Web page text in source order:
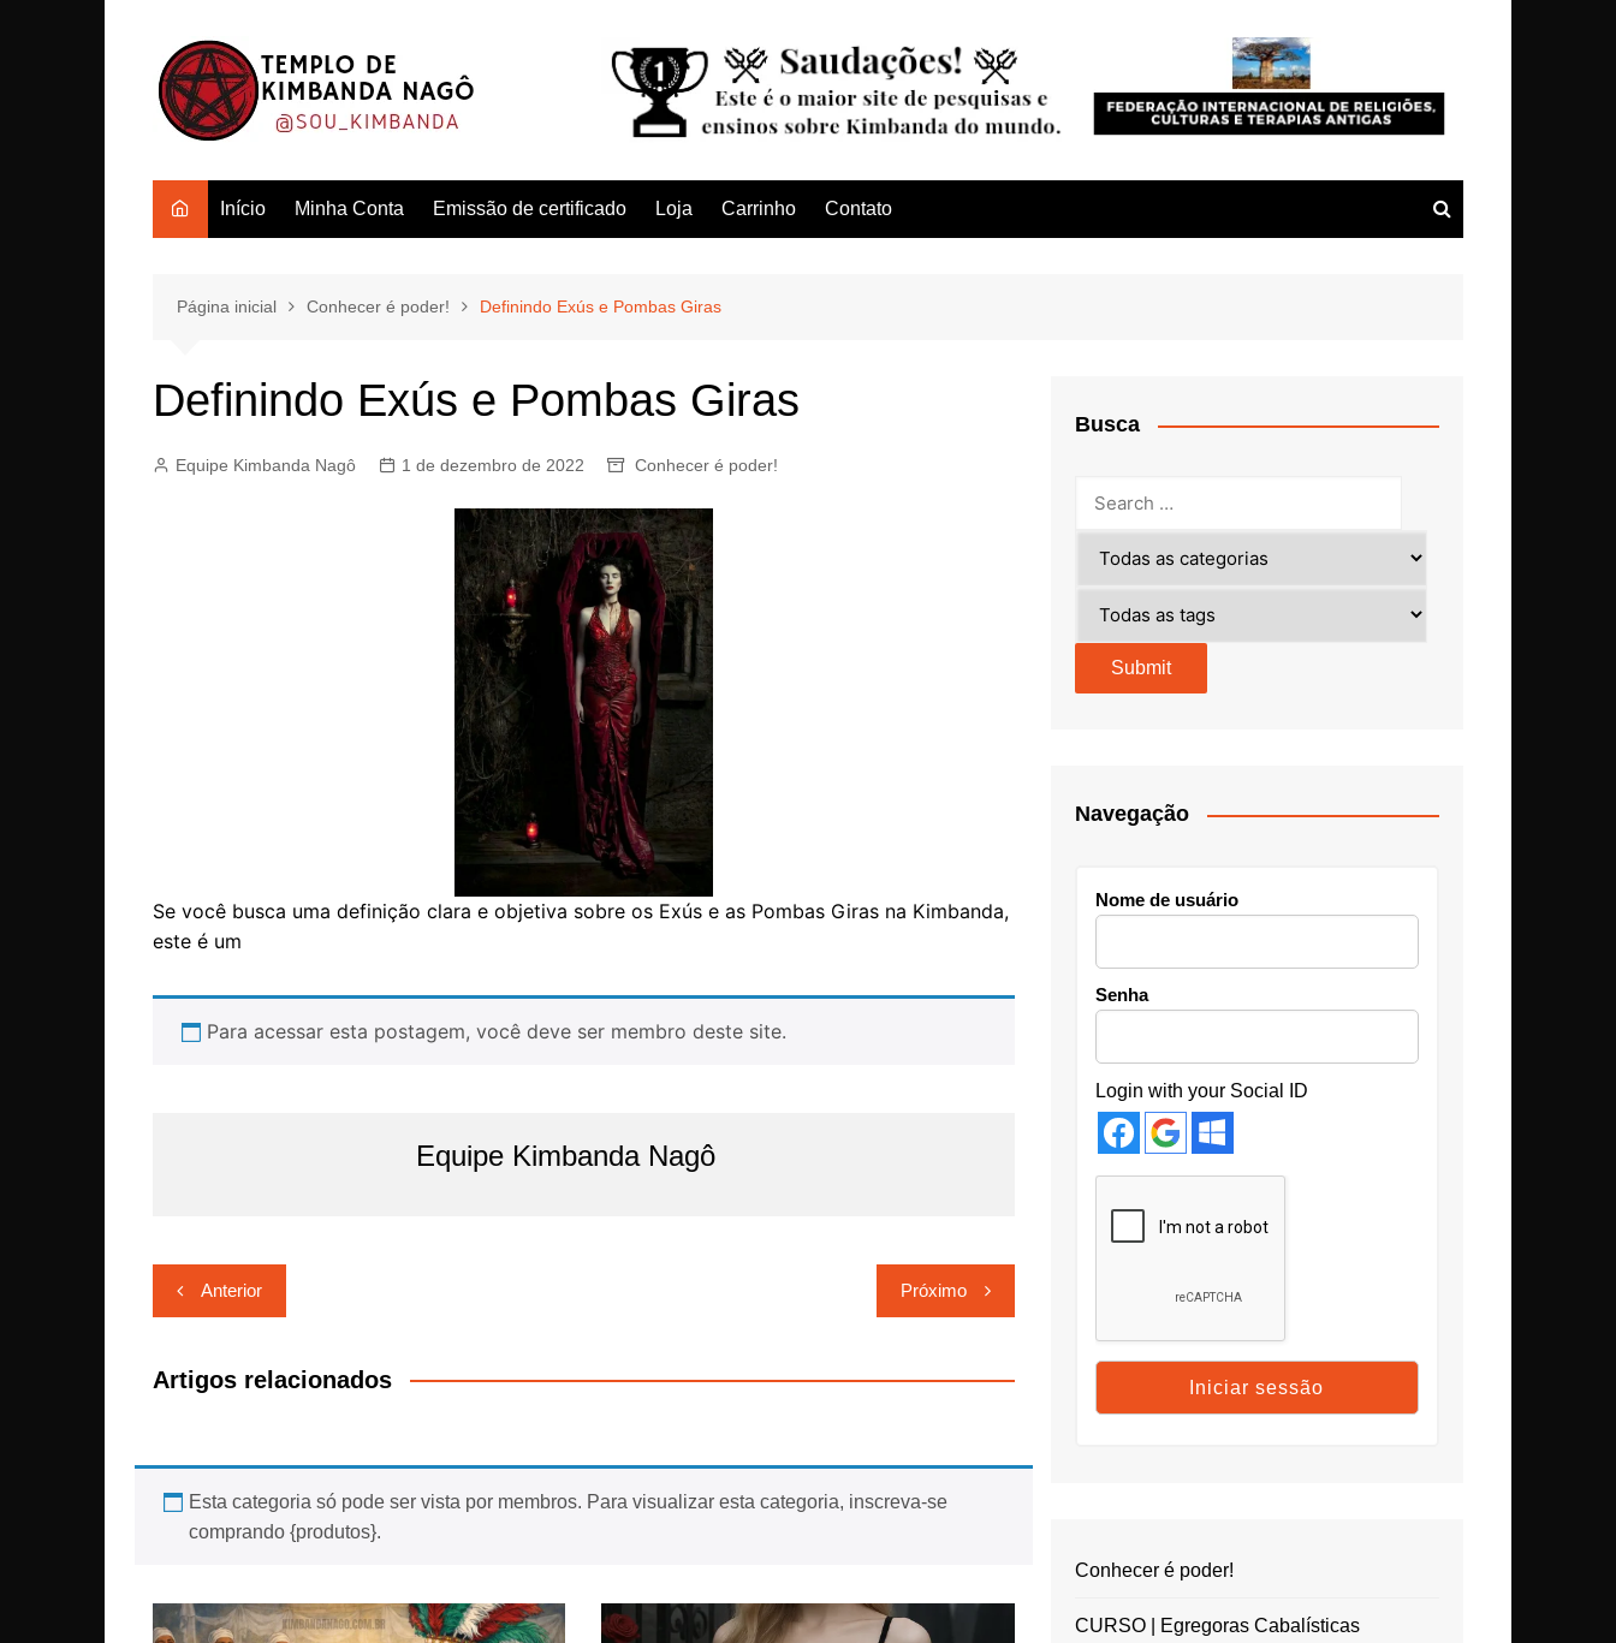
Início Minha Conta Emissão de certificado Loja Carrinho Contato
Página inicial Conhecer é poder! Definindo Exús e Pombas Giras
Definindo Exús e Pombas Giras
Equipe Kimbanda Nagô 1 de dezembro de 2022 Conhecer é poder!
Se você busca uma definição clara e objetiva sobre os Exús e as Pombas Giras na Kimbanda,
este é um
Para acessar esta postagem, você deve ser membro deste site.
Equipe Kimbanda Nagô
Navegação
de
Post
Anterior Próximo
Artigos relacionados
Esta categoria só pode ser vista por membros. Para visualizar esta categoria, inscreva-se
comprando {produtos}.
Busca
Navegação
Nome de usuário
Senha
Login with your Social ID
Conhecer é poder!
CURSO | Egregoras Cabalísticas